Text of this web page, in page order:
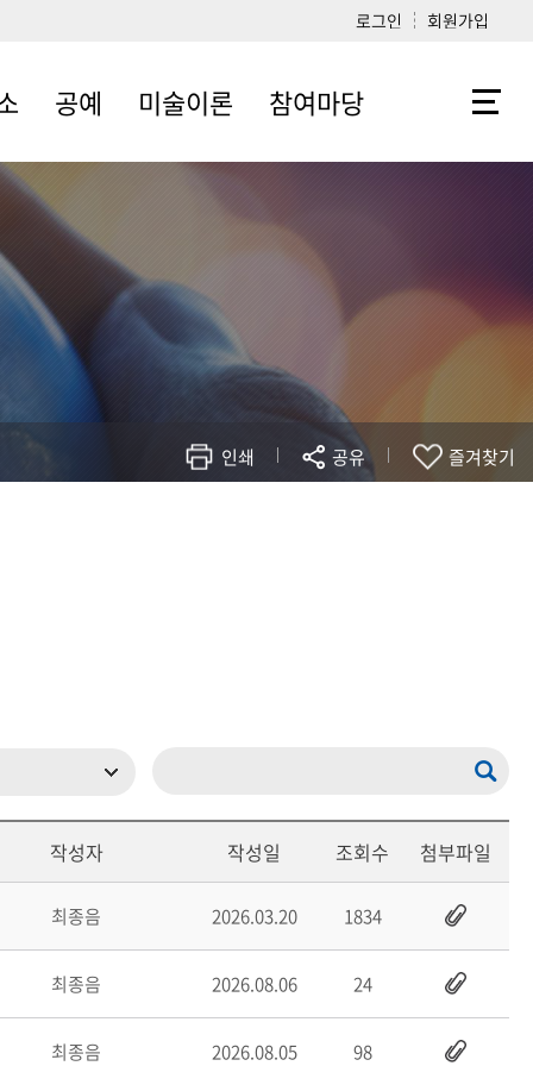
로그인 회원가입
개
공예
교수소개
갤러리
미술이론
전공관련 추천도서
학예사 자격제도
안내
참여마당
자유게시판
자료실
인쇄 공유 즐겨찾기
작성자 작성일 조회수 첨부파일
최종음 2026.03.20 1834
최종음 2026.08.06 24
최종음 2026.08.05 98